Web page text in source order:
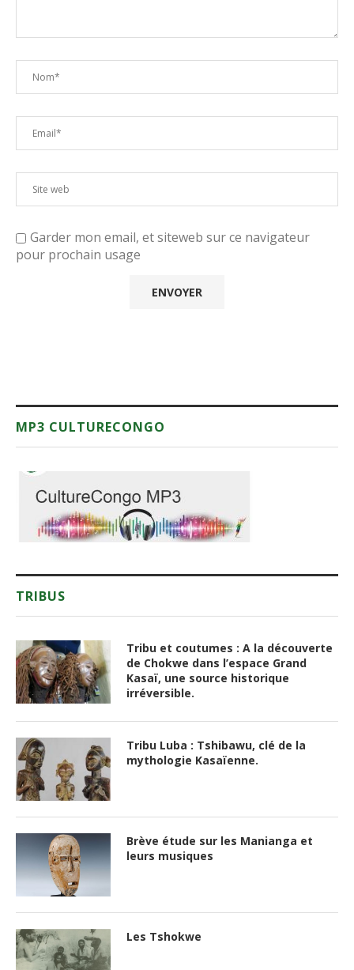
Garder mon email, et siteweb sur ce navigateur
pour prochain usage
MP3 CULTURECONGO
TRIBUS
Tribu et coutumes : A la découverte
de Chokwe dans l’espace Grand
Kasaï, une source historique
irréversible.
Tribu Luba : Tshibawu, clé de la
mythologie Kasaïenne.
Brève étude sur les Manianga et
leurs musiques
Les Tshokwe